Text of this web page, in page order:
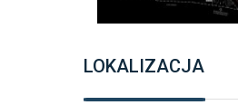
LOKALIZACJA